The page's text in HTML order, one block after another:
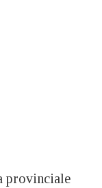
provinciale